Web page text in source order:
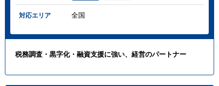
対応エリア 全国
税務調査・黒字化・融資支援に強い、経営のパートナー